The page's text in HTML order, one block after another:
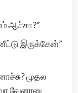
ஆச்சா?”
இருக்கேன்”
முதல
வேனானு